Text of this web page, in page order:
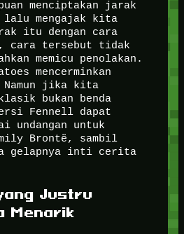
menciptakan jarak
mengajak kita
itu dengan cara
cara tersebut tidak
memicu penolakan.
mencerminkan
jika kita
bukan benda
Fennell dapat
undangan untuk
Brontë, sambil
gelapnya inti cerita
Justru
Menarik